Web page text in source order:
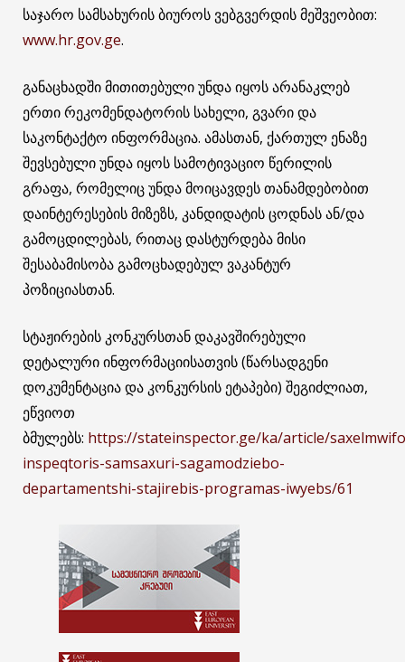
საჯარო სამსახურის ბიუროს ვებგვერდის მეშვეობით:
www.hr.gov.ge.
განაცხადში მითითებული უნდა იყოს არანაკლებ
ერთი რეკომენდატორის სახელი, გვარი და
საკონტაქტო ინფორმაცია. ამასთან, ქართულ ენაზე
შევსებული უნდა იყოს სამოტივაციო წერილის
გრაფა, რომელიც უნდა მოიცავდეს თანამდებობით
დაინტერესების მიზეზს, კანდიდატის ცოდნას ან/და
გამოცდილებას, რითაც დასტურდება მისი
შესაბამისობა გამოცხადებულ ვაკანტურ
პოზიციასთან.
სტაჟირების კონკურსთან დაკავშირებული
დეტალური ინფორმაციისათვის (წარსადგენი
დოკუმენტაცია და კონკურსის ეტაპები) შეგიძლიათ,
ეწვიოთ
ბმულებს: https://stateinspector.ge/ka/article/
inspeqtoris-samsaxuri-sagamodziebo-
departamentshi-stajirebis-programas-iwyebs/61